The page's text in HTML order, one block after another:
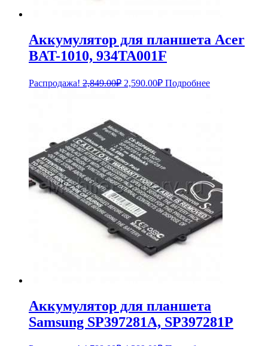
Аккумулятор для планшета Acer
BAT-1010, 934TA001F
Распродажа! 2,849.00₽ Первоначальная
2,590.00₽Текущая
цена:
Подробнее
Аккумулятор для планшета
Samsung SP397281A, SP397281P